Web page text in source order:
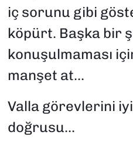
iç sorunu gibi
köpürt. Başka bir
konuşulmaması
manşet at...
Valla görevlerini
doğrusu...